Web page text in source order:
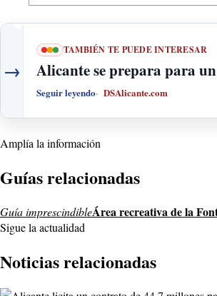
→
TAMBIÉN TE PUEDE INTERESAR
Alicante se prepara para
Seguir leyendo DSAlicante.com
Amplía la información
Guías relacionadas
Guía imprescindibleÁrea recreativa de la
Sigue la actualidad
Noticias relacionadas